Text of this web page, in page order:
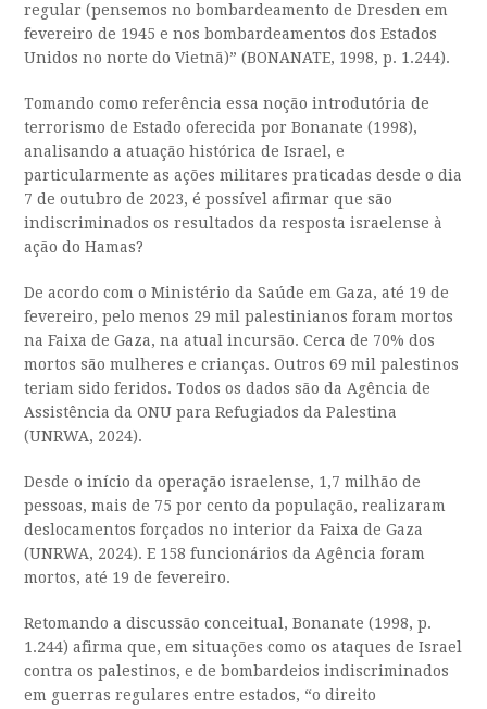
regular (pensemos no bombardeamento de Dresden em
fevereiro de 1945 e nos bombardeamentos dos Estados
Unidos no norte do Vietnã)” (BONANATE, 1998, p. 1.244).
Tomando como referência essa noção introdutória de
terrorismo de Estado oferecida por Bonanate (1998),
analisando a atuação histórica de Israel, e
particularmente as ações militares praticadas desde o dia
7 de outubro de 2023, é possível afirmar que são
indiscriminados os resultados da resposta israelense à
ação do Hamas?
De acordo com o Ministério da Saúde em Gaza, até 19 de
fevereiro, pelo menos 29 mil palestinianos foram mortos
na Faixa de Gaza, na atual incursão. Cerca de 70% dos
mortos são mulheres e crianças. Outros 69 mil palestinos
teriam sido feridos. Todos os dados são da Agência de
Assistência da ONU para Refugiados da Palestina
(UNRWA, 2024).
Desde o início da operação israelense, 1,7 milhão de
pessoas, mais de 75 por cento da população, realizaram
deslocamentos forçados no interior da Faixa de Gaza
(UNRWA, 2024). E 158 funcionários da Agência foram
mortos, até 19 de fevereiro.
Retomando a discussão conceitual, Bonanate (1998, p.
1.244) afirma que, em situações como os ataques de Israel
contra os palestinos, e de bombardeios indiscriminados
em guerras regulares entre estados, “o direito